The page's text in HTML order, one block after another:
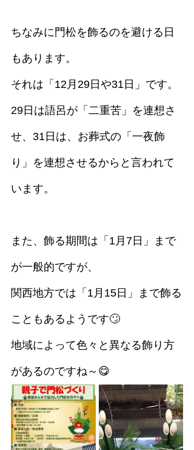
ちなみに門松を飾るのを避ける日
もあります。
それは「12月29日や31日」です。
29日は語呂が「二重苦」を連想さ
せ、31日は、お葬式の「一夜飾
り」を連想させるからと言われて
います。
また、飾る期間は「1月7日」まで
が一般的ですが、
関西地方では「1月15日」まで飾る
こともあるようです🙄
地域によって色々と異なる飾り方
があるのですね～😋